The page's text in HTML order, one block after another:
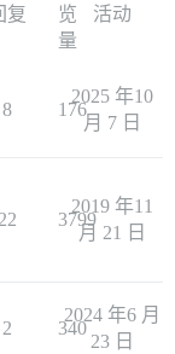
复
览
量
活动
8 176
2025 年10
月 7 日
3799
2019 年11
月 21 日
2 340
2024 年6 月
23 日